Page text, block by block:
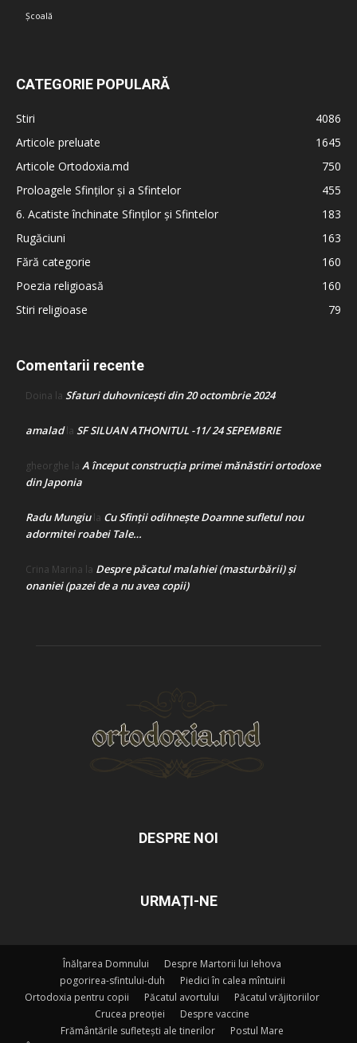
Școală
CATEGORIE POPULARĂ
Stiri
4086
Articole preluate
1645
Articole Ortodoxia.md
750
Proloagele Sfinților și a Sfintelor
455
6. Acatiste închinate Sfinților și Sfintelor
183
Rugăciuni
163
Fără categorie
160
Poezia religioasă
160
Stiri religioase
79
Comentarii recente
Doina la Sfaturi duhovnicești din 20 octombrie 2024
amaladla SF SILUAN ATHONITUL -11/ 24 SEPEMBRIE
gheorghe la A început construcţia primei mănăstiri ortodoxe
din Japonia
Radu Mungiula Cu Sfinții odihnește Doamne sufletul nou
adormitei roabei Tale…
Crina Marina la Despre păcatul malahiei (masturbării) şi
onaniei (pazei de a nu avea copii)
DESPRE NOI
URMAȚI-NE
Înălțarea Domnului
Despre Martorii lui Iehova
pogorirea-sfintului-duh
Piedici în calea mîntuirii
Ortodoxia pentru copii
Păcatul avortului
Păcatul vrăjitoriilor
Crucea preoției
Despre vaccine
Frământările sufletești ale tinerilor
Postul Mare